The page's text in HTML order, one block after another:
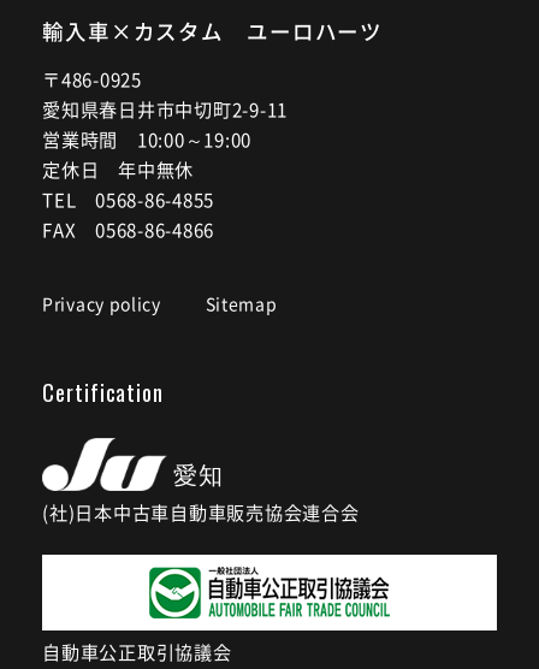
輸入車×カスタム ユーロハーツ
〒486-0925
愛知県春日井市中切町2-9-11
営業時間 10:00～19:00
定休日 年中無休
TEL 0568-86-4855
FAX 0568-86-4866
Privacy policy Sitemap
Certification
(社)日本中古車自動車販売協会連合会
自動車公正取引協議会